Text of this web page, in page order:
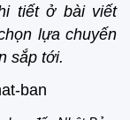
tiết ở bài viết
lựa chuyến
sắp tới.